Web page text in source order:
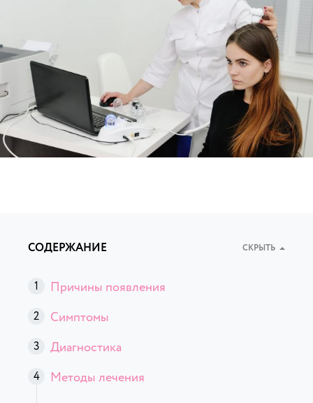
СОДЕРЖАНИЕ СКРЫТЬ
Причины появления
Симптомы
Диагностика
Методы лечения